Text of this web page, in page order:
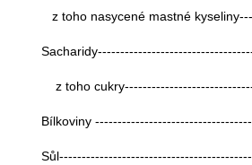
z toho nasycené mastné
z toho
Bílkoviny